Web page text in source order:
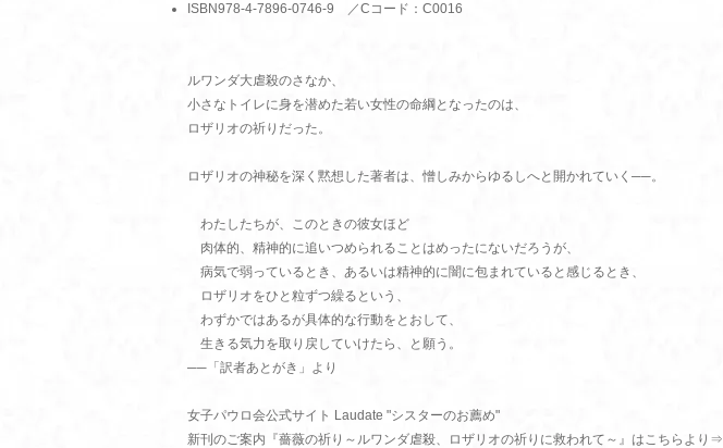
ISBN978-4-7896-0746-9 ／Cコード：C0016
ルワンダ大虐殺のさなか、
小さなトイレに身を潜めた若い女性の命綱となったのは、
ロザリオの祈りだった。
ロザリオの神秘を深く黙想した著者は、憎しみからゆるしへと開かれていく──。
わたしたちが、このときの彼女ほど
肉体的、精神的に追いつめられることはめったにないだろうが、
病気で弱っているとき、あるいは精神的に闇に包まれていると感じるとき、
ロザリオをひと粒ずつ繰るという、
わずかではあるが具体的な行動をとおして、
生きる気力を取り戻していけたら、と願う。
──「訳者あとがき」より
女子パウロ会公式サイト Laudate "シスターのお薦め"
新刊のご案内『薔薇の祈り～ルワンダ虐殺、ロザリオの祈りに救われて～』はこちらより⇒